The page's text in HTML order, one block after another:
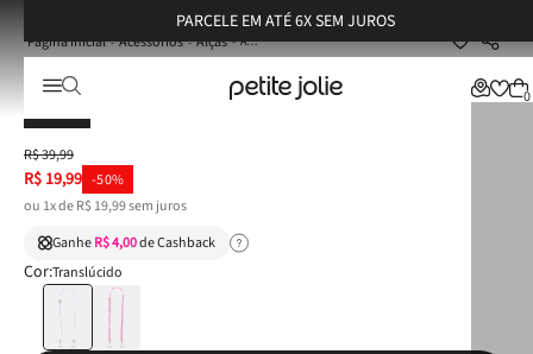
PARCELE EM ATÉ 6X SEM JUROS
0
Acessórios Alças Alça Petite Jolie Translucido PJ20276
Alça Petite Jolie Translucido PJ20276
R$39,99
R$ 19,99 -50%
ou 1x deR$ 19,99sem juros
GanheR$ 4,00de Cashback
Cor:Translúcido